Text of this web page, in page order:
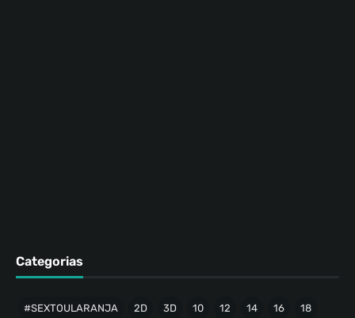
Categorias
#SEXTOULARANJA 2D 3D 10 12 14 16 18